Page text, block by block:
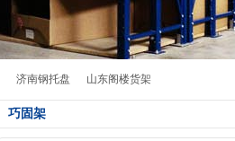
济南钢托盘 山东阁楼货架
巧固架